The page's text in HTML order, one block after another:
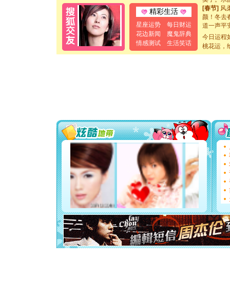
精彩生活
星座运势
每日财运
花边新闻
魔鬼辞典
情感测试
生活笑话
[春节] 风
颜！冬去
道一声平
片叶子是
送你一棵
[元旦]看
断电。
你是我
[元旦]
如
起；二
离。水
[元旦]
当
泣，这
卖了。
[春节] 风
颜！冬去
道一声平
[春节]传
片叶子是
送你一棵
今日运程
桃花运，